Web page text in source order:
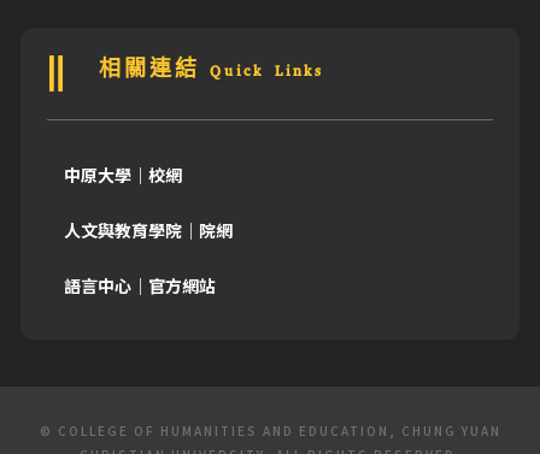
相關連結 Quick Links
中原大學｜校網
人文與教育學院｜院網
語言中心｜官方網站
© COLLEGE OF HUMANITIES AND EDUCATION, CHUNG YUAN